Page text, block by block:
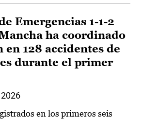
Emergencias 1-1-2
ha coordinado
en 128 accidentes de
durante el primer
en los primeros seis